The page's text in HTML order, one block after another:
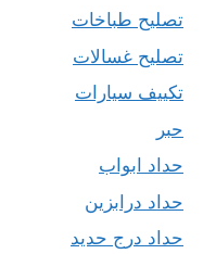
تصليح طباخات
تصليح غسالات
تكييف سيارات
حبر
حداد ابواب
حداد درابزين
حداد درج حديد